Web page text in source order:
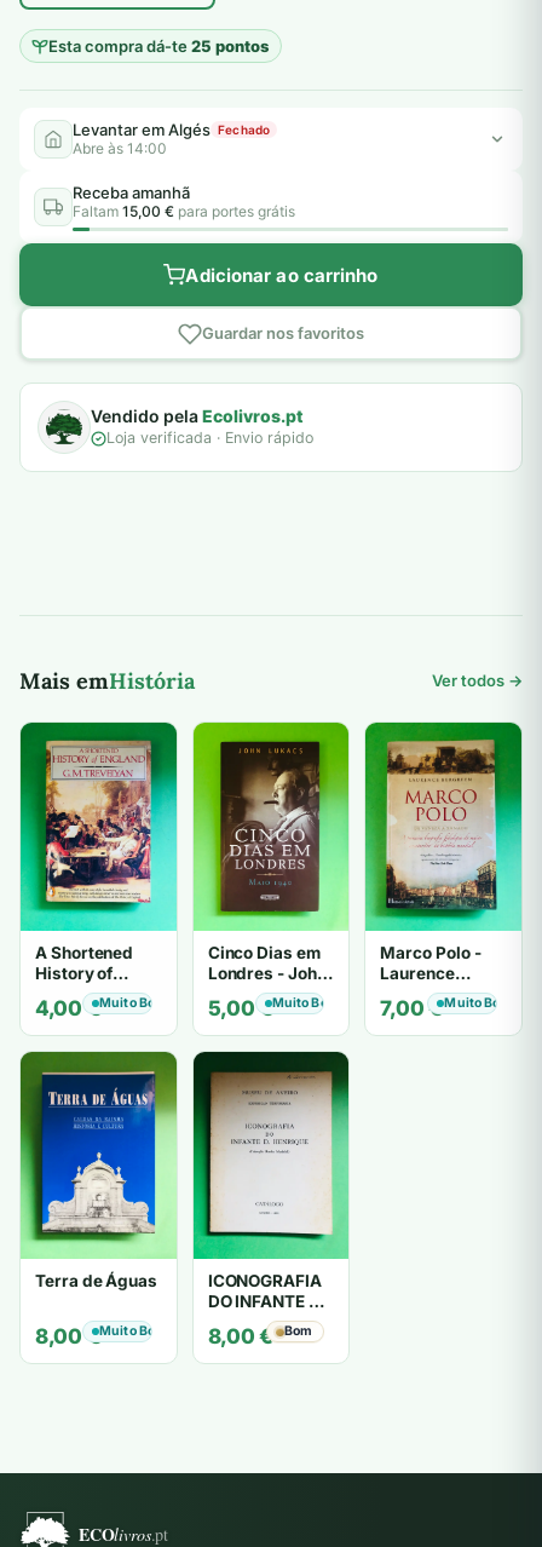
Esta compra dá-te25 pontos
Levantar em Algés Fechado
Abre às 14:00
Receba amanhã
Faltam 15,00 € para portes grátis
Adicionar ao carrinho
Guardar nos favoritos
Vendido pelaEcolivros.pt
Loja verificada · Envio rápido
Mais emHistória Ver todos →
A Shortened
History of
England - G. M.
Trevelyan
4,00€Muito Bom
Cinco Dias em
Londres - John
Lukacs
5,00€Muito Bom
Marco Polo -
Laurence
Bergreen
7,00€Muito Bom
Terra de Águas
8,00€Muito Bom
ICONOGRAFIA
DO INFANTE D.
HENRIQUE
8,00€ Bom